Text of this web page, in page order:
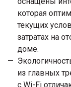
которая
текущих
затратах на
доме.
из главных
с Wi-Fi